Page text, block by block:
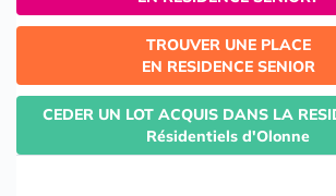
TROUVER UNE PLACE
EN RESIDENCE SENIOR
CEDER UN LOT ACQUIS DANS LA
Résidentiels d'Olonne